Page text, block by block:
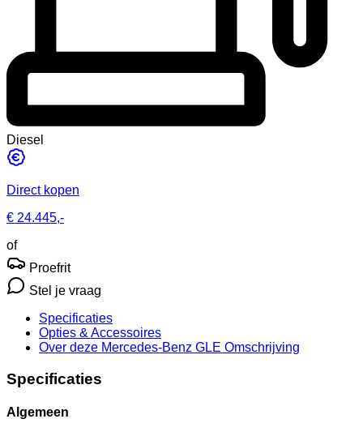
Diesel
Direct kopen
€ 24.445,-
of
Proefrit
Stel je vraag
Specificaties
Opties & Accessoires
Over deze Mercedes-Benz GLE Omschrijving
Specificaties
Algemeen